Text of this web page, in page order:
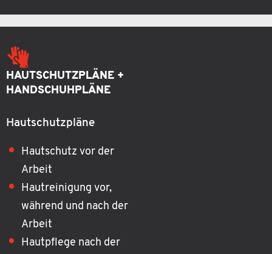
HAUTSCHUTZPLÄNE +
HANDSCHUHPLÄNE
Hautschutzpläne
Hautschutz vor der
Arbeit
Hautreinigung vor,
während und nach der
Arbeit
Hautpflege nach der